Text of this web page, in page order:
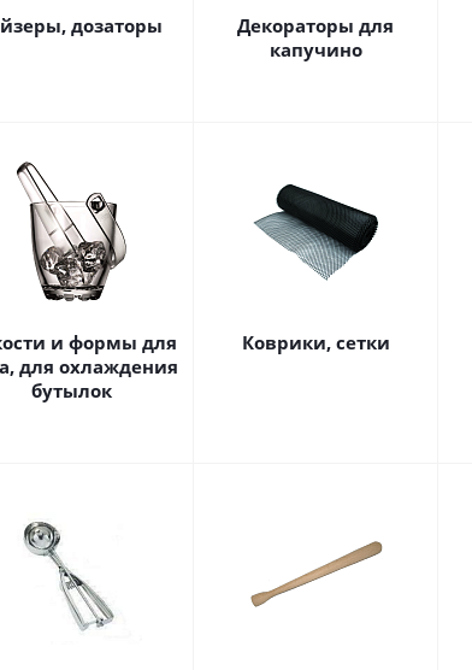
дозаторы
Декораторы для
капучино
и формы для
для охлаждения
бутылок
Коврики, сетки